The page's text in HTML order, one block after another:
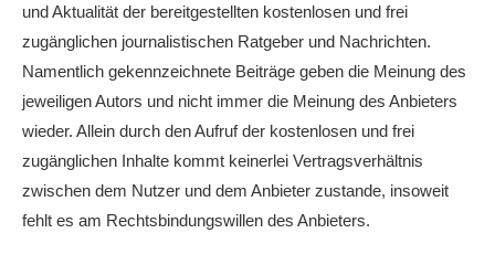
und Aktualität der bereitgestellten kostenlosen und frei
zugänglichen journalistischen Ratgeber und Nachrichten.
Namentlich gekennzeichnete Beiträge geben die Meinung des
jeweiligen Autors und nicht immer die Meinung des Anbieters
wieder. Allein durch den Aufruf der kostenlosen und frei
zugänglichen Inhalte kommt keinerlei Vertragsverhältnis
zwischen dem Nutzer und dem Anbieter zustande, insoweit
fehlt es am Rechtsbindungswillen des Anbieters.